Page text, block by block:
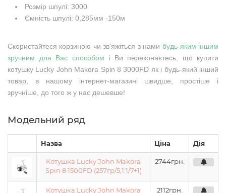
Розмір шпулі: 3000
Ємність шпулі: 0,285мм -150м
Скористайтеся корзиною чи зв'яжіться з нами будь-яким іншим
зручним для Вас способом і Ви переконаєтесь, що купити
котушку Lucky John Makora Spin 8 3000FD як і будь-який інший
товар, в нашому інтернет-магазині швидше, простіше і
зручніше, до того ж у нас дешевше!
Модельний ряд
Назва Ціна Дія
Котушка Lucky John Makora
Spin 8 1500FD (257гр/5,1:1/7+1)
2744грн.
Котушка Lucky John Makora
2112грн.